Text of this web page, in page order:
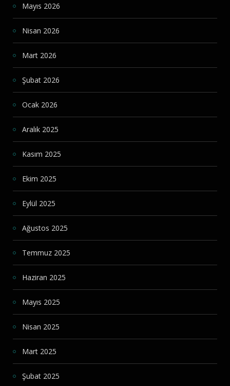
Mayıs 2026
Nisan 2026
Mart 2026
Şubat 2026
Ocak 2026
Aralık 2025
Kasım 2025
Ekim 2025
Eylül 2025
Ağustos 2025
Temmuz 2025
Haziran 2025
Mayıs 2025
Nisan 2025
Mart 2025
Şubat 2025